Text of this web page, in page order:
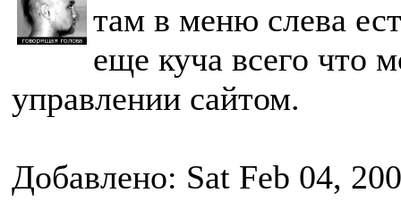
там в меню слева
еще куча всего что
управлении сайтом.
Добавлено: Sat Feb 04,